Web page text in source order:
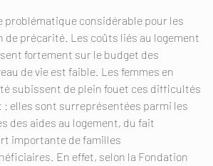
problématique considérable pour les
de précarité. Les coûts liés au logement
fortement sur le budget des
de vie est faible. Les femmes en
subissent de plein fouet ces difficultés
: elles sont surreprésentées parmi les
des aides au logement, du fait
importante de familles
En effet, selon la Fondation